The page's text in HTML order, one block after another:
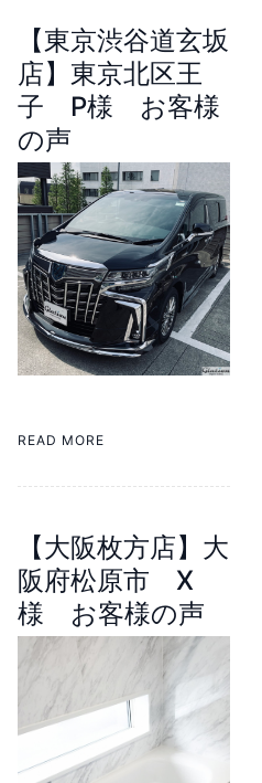
【東京渋谷道玄坂
店】東京北区王
子 P様 お客様
の声
READ MORE
【大阪枚方店】大
阪府松原市 X
様 お客様の声